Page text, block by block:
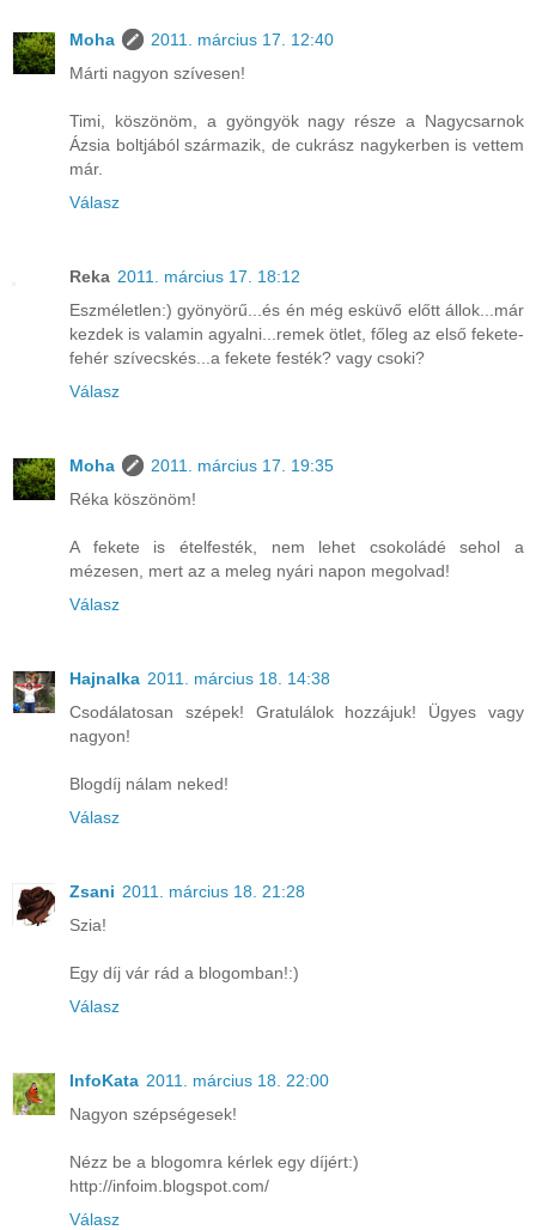
Moha
2011. március 17. 12:40
Márti nagyon szívesen!
Timi, köszönöm, a gyöngyök nagy része a Nagycsarnok
Ázsia boltjából származik, de cukrász nagykerben is vettem
már.
Válasz
Reka 2011. március 17. 18:12
Eszméletlen:) gyönyörű...és én még esküvő előtt állok...már
kezdek is valamin agyalni...remek ötlet, főleg az első fekete-
fehér szívecskés...a fekete festék? vagy csoki?
Válasz
Moha
2011. március 17. 19:35
Réka köszönöm!
A fekete is ételfesték, nem lehet csokoládé sehol a
mézesen, mert az a meleg nyári napon megolvad!
Válasz
Hajnalka 2011. március 18. 14:38
Csodálatosan szépek! Gratulálok hozzájuk! Ügyes vagy
nagyon!
Blogdíj nálam neked!
Válasz
Zsani 2011. március 18. 21:28
Szia!
Egy díj vár rád a blogomban!:)
Válasz
InfoKata 2011. március 18. 22:00
Nagyon szépségesek!
Nézz be a blogomra kérlek egy díjért:)
http://infoim.blogspot.com/
Válasz